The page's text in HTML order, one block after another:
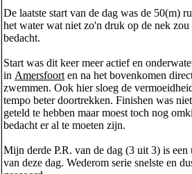
De laatste start van de dag was de 50(m)
het water wat niet zo'n druk op de nek
bedacht.
Start was dit keer meer actief en
in Amersfoort en na het bovenkomen
zwemmen. Ook hier sloeg de
tempo beter doortrekken. Finishen was
geteld te hebben maar moest toch nog
bedacht er al te moeten zijn.
Mijn derde P.R. van de dag (3 uit 3) is
van deze dag. Wederom serie snelste en